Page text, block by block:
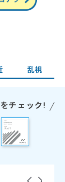
乱視
チェック!